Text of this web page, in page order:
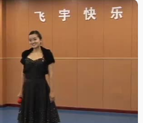
换成了杀手职业，盗贼等"，张秋婷说，"我不
也有关系吧。"对于大家说的网游沉迷现象，张
边的好朋友玩游戏之后沉溺进去，不思学习，
的牺牲品。游戏本来就是创造出来给人们提供
力不够的人来说却成了如毒品般罪恶的东西。
，分不清现实和虚拟的同学们还是不要染指的